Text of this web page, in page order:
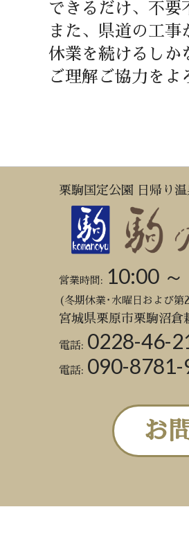
できるだけ、不要
また、県道の工
休業を続けるしか
ご理解ご協力を
栗駒国定公園 日帰り
営業時間: 10:00
(冬期休業･水曜日および第
宮城県栗原市栗駒沼倉
電話: 0228-46-
電話: 090-8781-
お